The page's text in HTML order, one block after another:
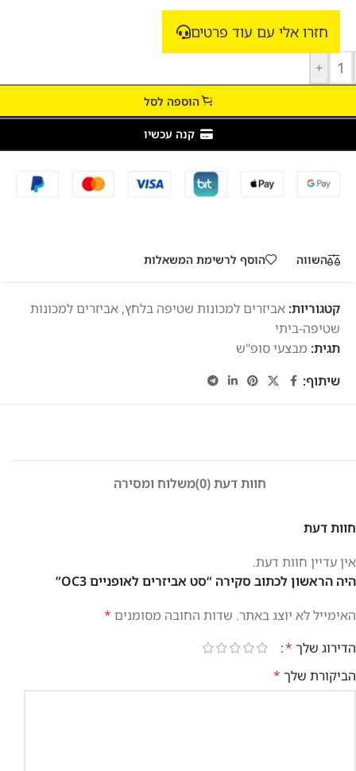
חזרו אלי עם עוד פרטים
+
הוספה לסל
קנה עכשיו
השווה הוסף לרשימת המשאלות
קטגוריות: אביזרים למכונות שטיפה בלחץ, אביזרים למכונות
שטיפה-ביתי
תגית: מבצעי סופ"ש
שיתוף:
חוות דעת (0) משלוח ומסירה
חוות דעת
אין עדיין חוות דעת.
היה הראשון לכתוב סקירה “סט אביזרים לאופניים OC3”
האימייל לא יוצג באתר. שדות החובה מסומנים *
הדירוג שלך *
הביקורת שלך *